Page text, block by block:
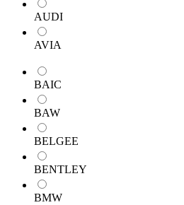
AUDI
AVIA
BAIC
BAW
BELGEE
BENTLEY
BMW